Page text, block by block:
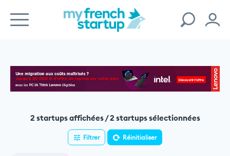
2 startups affichées / 2 startups sélectionnées
Filtrer Réinitialiser